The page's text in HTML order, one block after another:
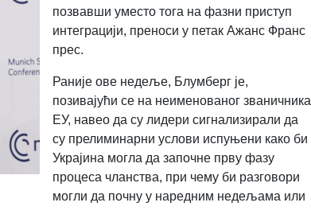
позвавши уместо тога на фазни приступ
интеграцији, преноси у петак Ажанс Франс
прес.
Раније ове недеље, Блумберг је,
позивајући се на неименованог званичника
ЕУ, навео да су лидери сигнализирали да
су прелиминарни услови испуњени како би
Украјина могла да започне прву фазу
процеса чланства, при чему би разговори
могли да почну у наредним недељама или